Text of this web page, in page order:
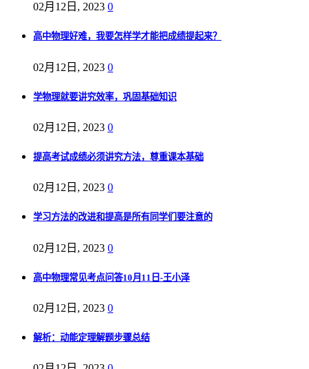
02月12日, 2023 0
高中物理好难，我要怎样学才能把成绩提起来？
02月12日, 2023 0
学物理就要讲究效率，巩固基础知识
02月12日, 2023 0
提高考试成绩必须讲究方法，尊重课本基础
02月12日, 2023 0
学习方法的改进和提高是所有同学们要注意的
02月12日, 2023 0
高中物理常见考点问答10月11日-王小泽
02月12日, 2023 0
解析：动能定理解题步骤总结